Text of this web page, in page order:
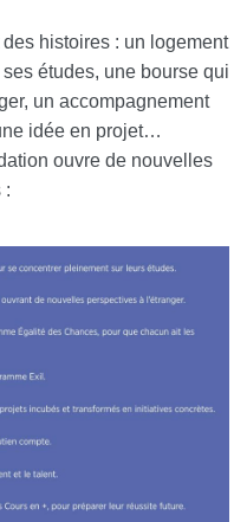
histoires : un logement
études, une bourse qui
un accompagnement
idée en projet…
ouvre de nouvelles
: